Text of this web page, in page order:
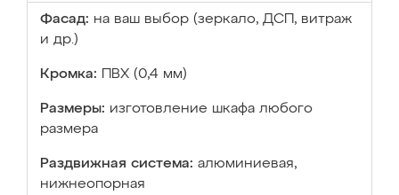
Фасад: на ваш выбор (зеркало, ДСП, витраж
и др.)
Кромка: ПВХ (0,4 мм)
Размеры: изготовление шкафа любого
размера
Раздвижная система: алюминиевая,
нижнеопорная